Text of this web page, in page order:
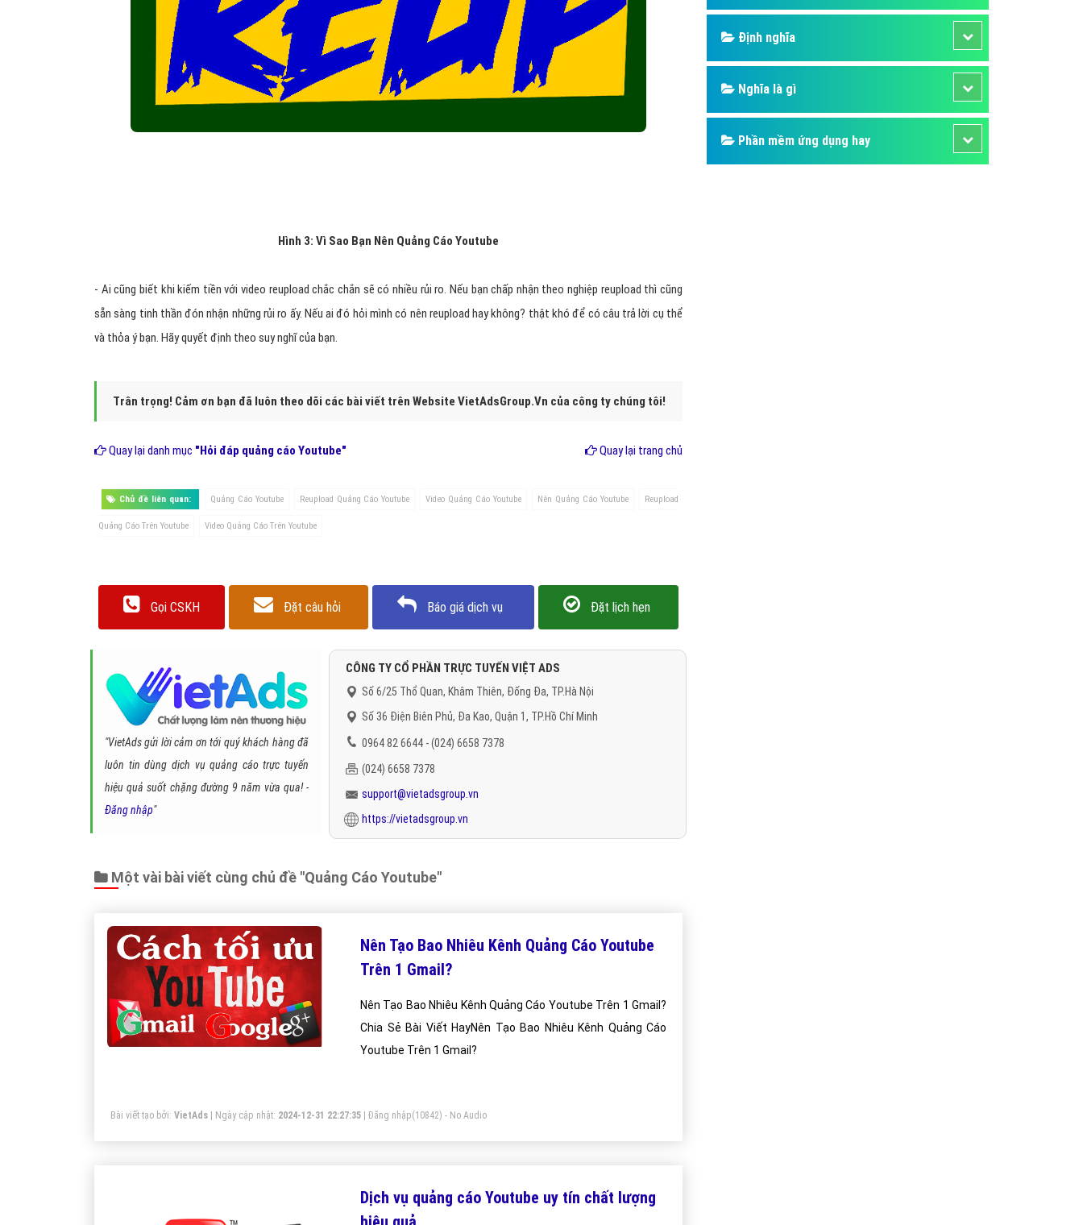
Hình 3: Vì Sao Bạn Nên Quảng Cáo Youtube
- Ai cũng biết khi kiếm tiền với video reupload chắc chắn sẽ có nhiều rủi ro. Nếu bạn chấp nhận theo nghiệp reupload thì cũng
sẵn sàng tinh thần đón nhận những rủi ro ấy. Nếu ai đó hỏi mình có nên reupload hay không? thật khó để có câu trả lời cụ thể
và thỏa ý bạn. Hãy quyết định theo suy nghĩ của bạn.
Trân trọng! Cảm ơn bạn đã luôn theo dõi các bài viết trên Website VietAdsGroup.Vn của công ty chúng tôi!
Quay lại danh mục "Hỏi đáp quảng cáo Youtube" Quay lại trang chủ
Chủ đề liên quan: Quảng Cáo Youtube Reupload Quảng Cáo Youtube Video Quảng Cáo Youtube Nên Quảng Cáo Youtube Reupload
Quảng Cáo Trên Youtube Video Quảng Cáo Trên Youtube
Gọi CSKH Đặt câu hỏi Báo giá dịch vụ Đặt lịch hẹn
"VietAds gửi lời cảm ơn tới quý khách hàng đã
luôn tin dùng dịch vụ quảng cáo trực tuyến
hiệu quả suốt chặng đường 9 năm vừa qua! -
Đăng nhập"
CÔNG TY CỔ PHẦN TRỰC TUYẾN VIỆT ADS
Số 6/25 Thổ Quan, Khâm Thiên, Đống Đa, TP.Hà Nội
Số 36 Điện Biên Phủ, Đa Kao, Quận 1, TP.Hồ Chí Minh
0964 82 6644 - (024) 6658 7378
(024) 6658 7378
support@vietadsgroup.vn
https://vietadsgroup.vn
Một vài bài viết cùng chủ đề "Quảng Cáo Youtube"
Nên Tạo Bao Nhiêu Kênh Quảng Cáo Youtube
Trên 1 Gmail?
Nên Tạo Bao Nhiêu Kênh Quảng Cáo Youtube Trên 1 Gmail?
Chia Sẻ Bài Viết HayNên Tạo Bao Nhiêu Kênh Quảng Cáo
Youtube Trên 1 Gmail?
Bài viết tạo bởi: VietAds | Ngày cập nhật: 2024-12-31 22:27:35 | Đăng nhập(10842) - No Audio
Dịch vụ quảng cáo Youtube uy tín chất lượng
Định nghĩa
Nghĩa là gì
Phần mềm ứng dụng hay